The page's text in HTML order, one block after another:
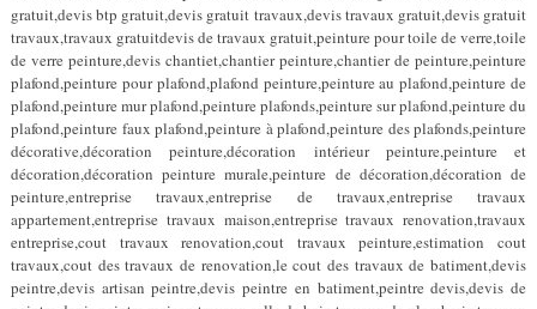
gratuit,devis btp gratuit,devis gratuit travaux,devis travaux gratuit,devis gratuit
travaux,travaux gratuitdevis de travaux gratuit,peinture pour toile de verre,toile
de verre peinture,devis chantiet,chantier peinture,chantier de peinture,peinture
plafond,peinture pour plafond,plafond peinture,peinture au plafond,peinture de
plafond,peinture mur plafond,peinture plafonds,peinture sur plafond,peinture du
plafond,peinture faux plafond,peinture à plafond,peinture des plafonds,peinture
décorative,décoration peinture,décoration intérieur peinture,peinture et
décoration,décoration peinture murale,peinture de décoration,décoration de
peinture,entreprise travaux,entreprise de travaux,entreprise travaux
appartement,entreprise travaux maison,entreprise travaux renovation,travaux
entreprise,cout travaux renovation,cout travaux peinture,estimation cout
travaux,cout des travaux de renovation,le cout des travaux de batiment,devis
peintre,devis artisan peintre,devis peintre en batiment,peintre devis,devis de